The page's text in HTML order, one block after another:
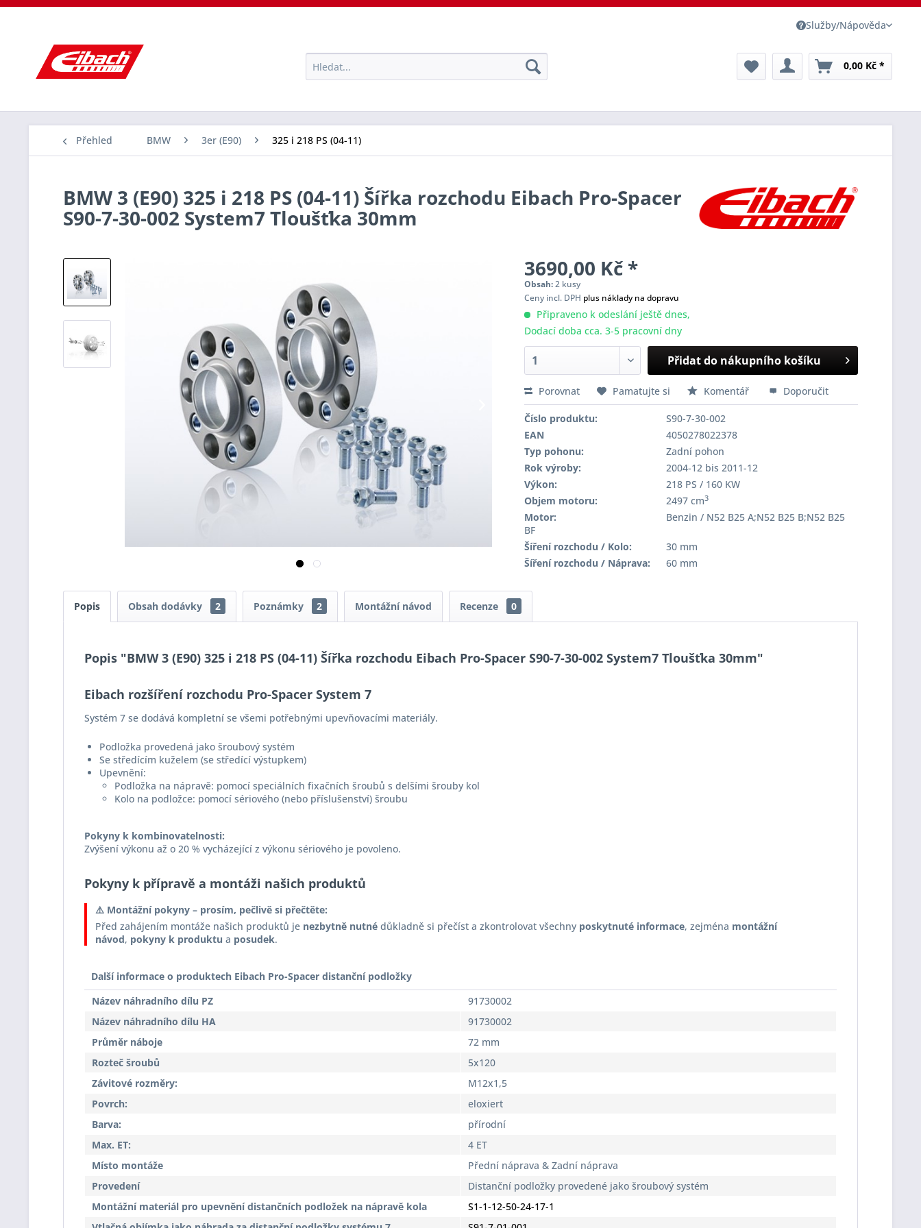
Služby/Nápověda
0,00 Kč *
Přehled BMW 3er (E90) 325 i 218 PS (04-11)
BMW 3 (E90) 325 i 218 PS (04-11) Šířka rozchodu Eibach Pro-Spacer
S90-7-30-002 System7 Tloušťka 30mm
3690,00 Kč *
Obsah:2 kusy
Ceny incl. DPH plus náklady na dopravu
Připraveno k odeslání ještě dnes,
Dodací doba cca. 3-5 pracovní dny
Přidat do nákupního košíku
Porovnat Pamatujte si Komentář Doporučit
Číslo produktu:
S90-7-30-002
EAN
4050278022378
Typ pohonu:
Zadní pohon
Rok výroby:
2004-12 bis 2011-12
Výkon:
218 PS / 160 KW
Objem motoru:
2497 cm3
Motor:
Benzin / N52 B25 A;N52 B25 B;N52 B25
BF
Šíření rozchodu / Kolo:
30 mm
Šíření rozchodu / Náprava:
60 mm
Popis Obsah dodávky 2 Poznámky 2 Montážní návod Recenze 0
Popis "BMW 3 (E90) 325 i 218 PS (04-11) Šířka rozchodu Eibach Pro-Spacer S90-7-30-002 System7 Tloušťka 30mm"
Eibach rozšíření rozchodu Pro-Spacer System 7
Systém 7 se dodává kompletní se všemi potřebnými upevňovacími materiály.
Podložka provedená jako šroubový systém
Se středícím kuželem (se středící výstupkem)
Upevnění:
Podložka na nápravě: pomocí speciálních fixačních šroubů s delšími šrouby kol
Kolo na podložce: pomocí sériového (nebo příslušenství) šroubu
Pokyny k kombinovatelnosti:
Zvýšení výkonu až o 20 % vycházející z výkonu sériového je povoleno.
Pokyny k přípravě a montáži našich produktů
⚠️ Montážní pokyny – prosím, pečlivě si přečtěte:
Před zahájením montáže našich produktů je nezbytně nutné důkladně si přečíst a zkontrolovat všechny poskytnuté informace, zejména montážní
návod, pokyny k produktu a posudek.
Další informace o produktech Eibach Pro-Spacer distanční podložky
Název náhradního dílu PZ
91730002
Název náhradního dílu HA
91730002
Průměr náboje
72 mm
Rozteč šroubů
5x120
Závitové rozměry:
M12x1,5
Povrch:
eloxiert
Barva:
přírodní
Max. ET:
4 ET
Místo montáže
Přední náprava & Zadní náprava
Provedení
Distanční podložky provedené jako šroubový systém
Montážní materiál pro upevnění distančních podložek na nápravě kola
S1-1-12-50-24-17-1